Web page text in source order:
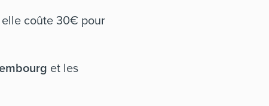
elle coûte 30€ pour
et les